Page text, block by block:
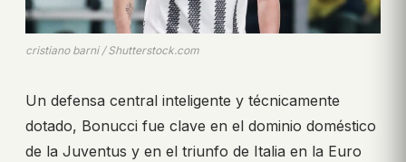
cristiano barni / Shutterstock.com
Un defensa central inteligente y técnicamente
dotado, Bonucci fue clave en el dominio doméstico
de la Juventus y en el triunfo de Italia en la Euro